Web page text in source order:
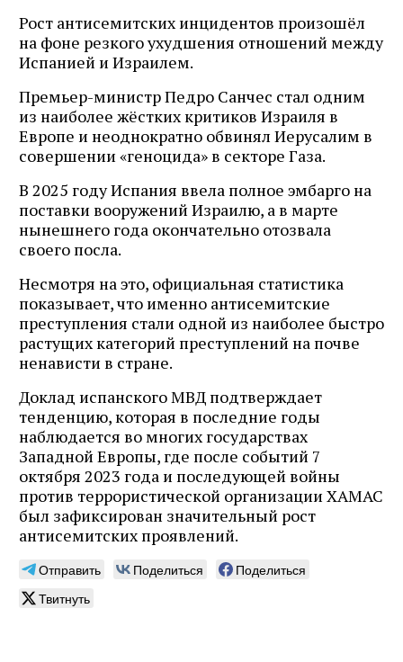
Рост антисемитских инцидентов произошёл
на фоне резкого ухудшения отношений между
Испанией и Израилем.
Премьер-министр Педро Санчес стал одним
из наиболее жёстких критиков Израиля в
Европе и неоднократно обвинял Иерусалим в
совершении «геноцида» в секторе Газа.
В 2025 году Испания ввела полное эмбарго на
поставки вооружений Израилю, а в марте
нынешнего года окончательно отозвала
своего посла.
Несмотря на это, официальная статистика
показывает, что именно антисемитские
преступления стали одной из наиболее быстро
растущих категорий преступлений на почве
ненависти в стране.
Доклад испанского МВД подтверждает
тенденцию, которая в последние годы
наблюдается во многих государствах
Западной Европы, где после событий 7
октября 2023 года и последующей войны
против террористической организации ХАМАС
был зафиксирован значительный рост
антисемитских проявлений.
Отправить Поделиться
Поделиться
Твитнуть